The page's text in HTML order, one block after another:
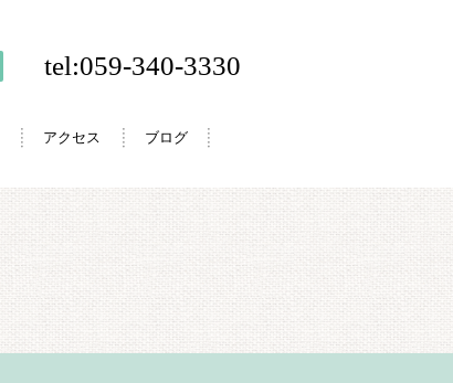
アクセス ブログ
tel:059-340-3330